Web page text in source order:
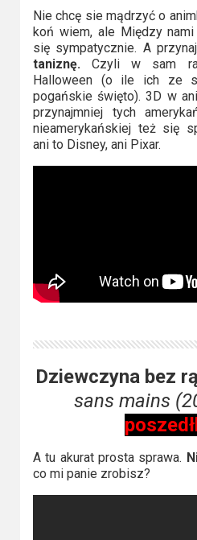
Nie chcę sie mądrzyć o
koń wiem, ale Między
się sympatycznie. A
taniznę. Czyli w sam
Halloween (o ile ich ze
pogańskie święto). 3D w
przynajmniej tych
nieamerykańskiej też się
ani to Disney, ani Pixar.
Dziewczyna bez
sans mains
A tu akurat prosta sprawa.
co mi panie zrobisz?